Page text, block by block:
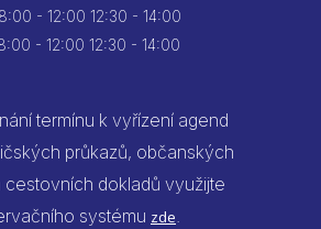
8:00 - 12:00 12:30 - 14:00
- 12:00 12:30 - 14:00
termínu k vyřízení agend
průkazů, občanských
cestovních dokladů využijte
systému zde.